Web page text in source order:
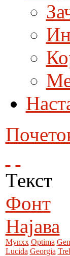
Текст
Фонт
Најава
Mynxx Optima
Lucida Georgia